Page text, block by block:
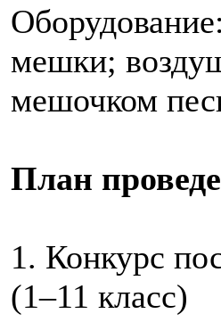
мешки;
мешочком
План
1. Конкурс
(1–11 класс)